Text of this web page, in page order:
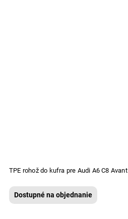
TPE rohož do kufra pre Audi A6 C8 Avant
Dostupné na objednanie